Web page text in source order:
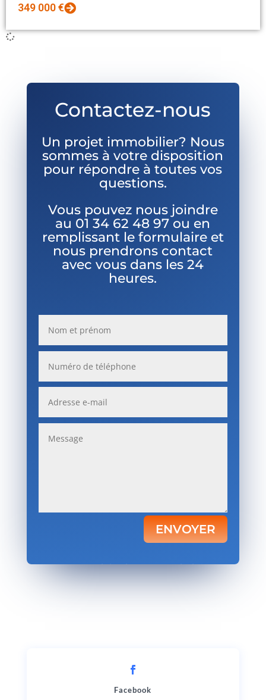
349 000 €
Contactez-nous
Un projet immobilier? Nous
sommes à votre disposition
pour répondre à toutes vos
questions.
Vous pouvez nous joindre
au 01 34 62 48 97 ou en
remplissant le formulaire et
nous prendrons contact
avec vous dans les 24
heures.
ENVOYER
Votre satisfaction, notre priorité.
Facebook